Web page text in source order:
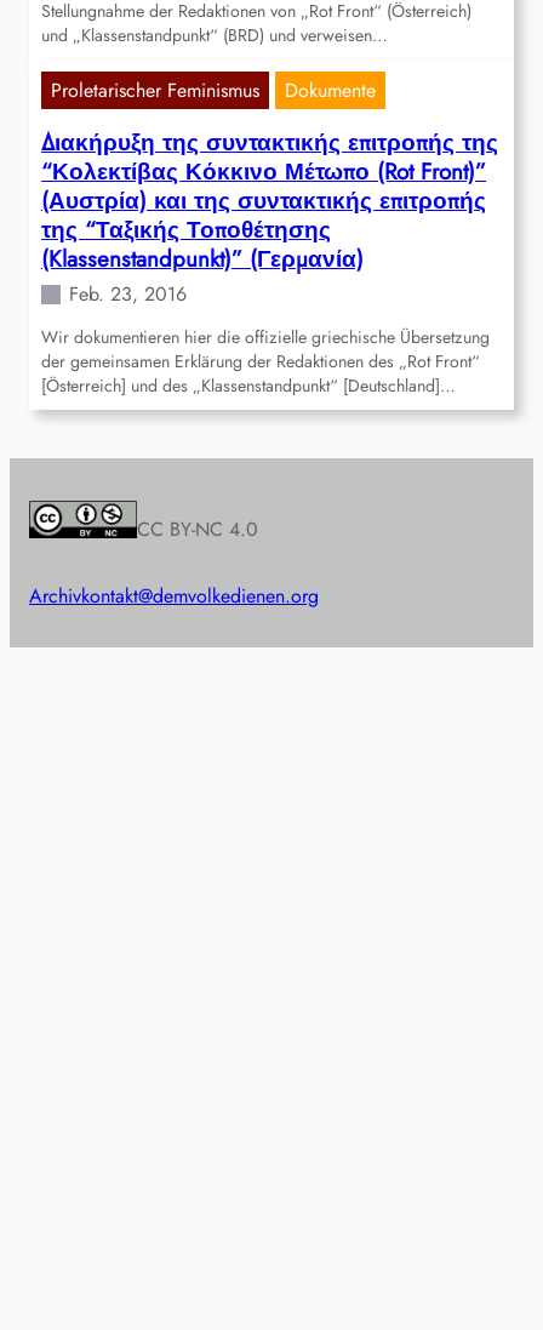
Stellungnahme der Redaktionen von „Rot Front“ (Österreich)
und „Klassenstandpunkt“ (BRD) und verweisen…
Proletarischer Feminismus Dokumente
Διακήρυξη της συντακτικής επιτροπής της
“Κολεκτίβας Κόκκινο Μέτωπο (Rot Front)”
(Αυστρία) και της συντακτικής επιτροπής
της “Ταξικής Τοποθέτησης
(Klassenstandpunkt)” (Γερμανία)
Feb. 23, 2016
Wir dokumentieren hier die offizielle griechische Übersetzung
der gemeinsamen Erklärung der Redaktionen des „Rot Front“
[Österreich] und des „Klassenstandpunkt“ [Deutschland]…
CC BY-NC 4.0
Archivkontakt@demvolkedienen.org